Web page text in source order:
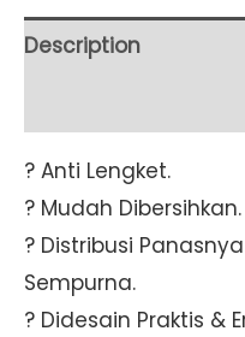
PCS
Description
? Anti Lengket.
? Mudah Dibersihkan.
? Distribusi
Sempurna.
? Didesain Praktis &